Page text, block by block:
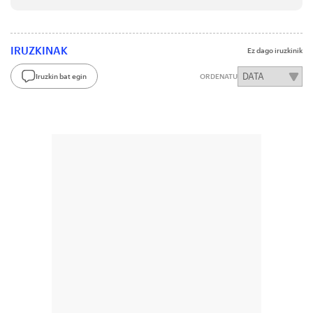
IRUZKINAK Ez dago iruzkinik
Iruzkin bat egin ORDENATU